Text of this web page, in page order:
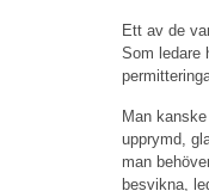
Ett av de
Som ledare
Man
upprymd,
man
besvikna,